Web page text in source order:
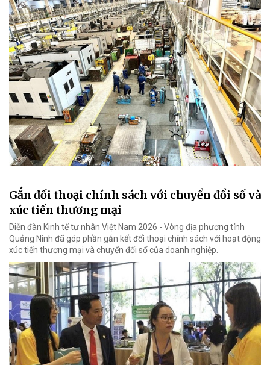
Gắn đối thoại chính sách với chuyển đổi số và
xúc tiến thương mại
Diễn đàn Kinh tế tư nhân Việt Nam 2026 - Vòng địa phương tỉnh
Quảng Ninh đã góp phần gắn kết đối thoại chính sách với hoạt động
xúc tiến thương mại và chuyển đổi số của doanh nghiệp.